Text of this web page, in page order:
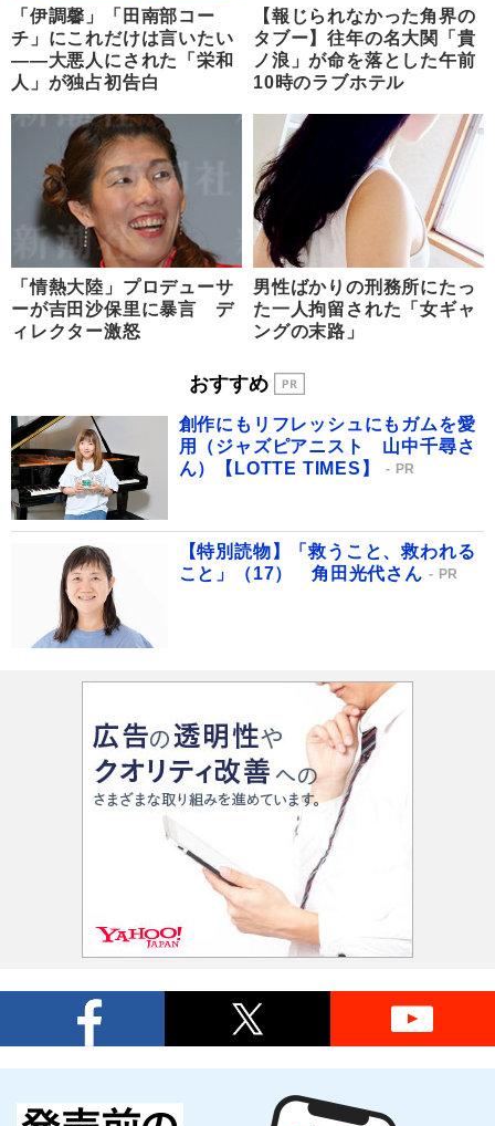
「伊調馨」「田南部コー
チ」にこれだけは言いたい
――大悪人にされた「栄和
人」が独占初告白
【報じられなかった角界の
タブー】往年の名大関「貴
ノ浪」が命を落とした午前
10時のラブホテル
「情熱大陸」プロデューサ
ーが吉田沙保里に暴言 デ
ィレクター激怒
男性ばかりの刑務所にたっ
た一人拘留された「女ギャ
ングの末路」
おすすめ
創作にもリフレッシュにもガムを愛
用（ジャズピアニスト 山中千尋さ
ん）【LOTTE TIMES】
PR
【特別読物】「救うこと、救われる
こと」（17） 角田光代さん
PR